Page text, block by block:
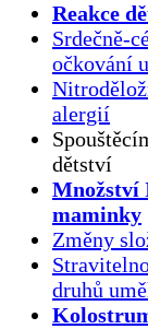
Reakce
Srdečně-
očkování
alergií
dětství
Množství
maminky
Změny
druhů